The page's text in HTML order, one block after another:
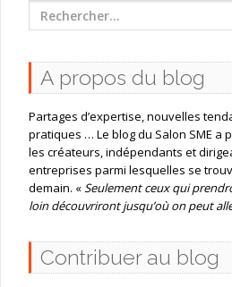
Rechercher
:
A propos du blog
Partages d’expertise, nouvelles
pratiques … Le blog du Salon SME a
les créateurs, indépendants et
entreprises parmi lesquelles se
demain. «Seulement ceux qui
loin découvriront jusqu’où on peut
Contribuer au blog